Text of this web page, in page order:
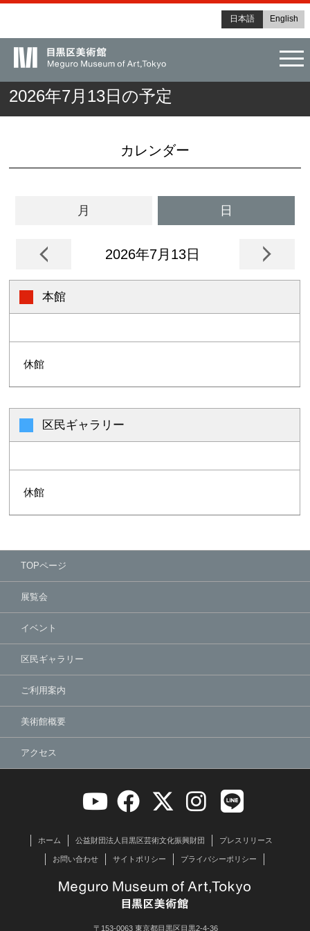
日本語 English
2026年7月13日の予定
カレンダー
月 日
2026年7月13日
本館
休館
区民ギャラリー
休館
TOPページ
展覧会
イベント
区民ギャラリー
ご利用案内
美術館概要
アクセス
ホーム 公益財団法人目黒区芸術文化振興財団 プレスリリース
お問い合わせ サイトポリシー プライバシーポリシー
〒153-0063 東京都目黒区目黒2-4-36